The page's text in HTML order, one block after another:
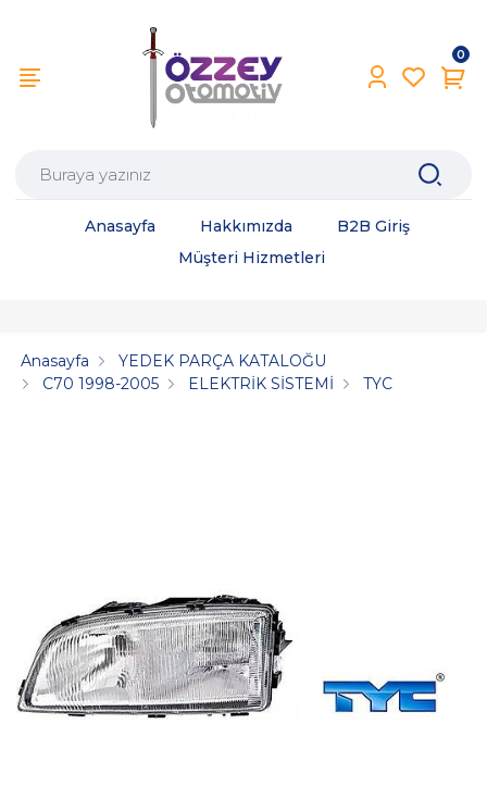
0
Anasayfa Hakkımızda
B2B Giriş
Müşteri Hizmetleri
Anasayfa
YEDEK PARÇA KATALOĞU
C70 1998-2005
ELEKTRİK SİSTEMİ TYC